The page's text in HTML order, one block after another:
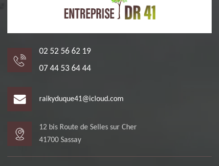
02 52 56 62 19
07 44 53 64 44
raikyduque41@icloud.com
12 bis Route de Selles sur Cher
41700 Sassay